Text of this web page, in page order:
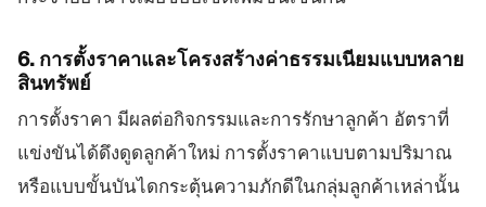
6. การตั้งราคาและโครงสร้างค่าธรรมเนียมแบบหลาย
สินทรัพย์
การตั้งราคา มีผลต่อกิจกรรมและการรักษาลูกค้า อัตราที่
แข่งขันได้ดึงดูดลูกค้าใหม่ การตั้งราคาแบบตามปริมาณ
หรือแบบขั้นบันไดกระตุ้นความภักดีในกลุ่มลูกค้าเหล่านั้น